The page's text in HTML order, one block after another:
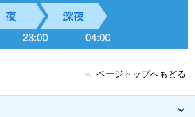
ページトップへもどる